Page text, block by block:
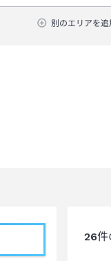
別のエリアを追
26件